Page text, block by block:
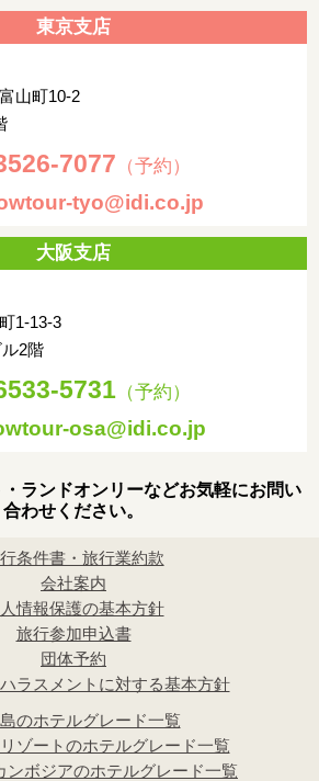
東京支店
山町10-2
7077 （予約）
tyo@idi.co.jp
大阪支店
1-13-3
2階
5731 （予約）
osa@idi.co.jp
ランドオンリーなどお気軽にお問い
合わせください。
条件書・旅行業約款
会社案内
情報保護の基本方針
旅行参加申込書
団体予約
ラスメントに対する基本方針
のホテルグレード一覧
ゾートのホテルグレード一覧
ンボジアのホテルグレード一覧